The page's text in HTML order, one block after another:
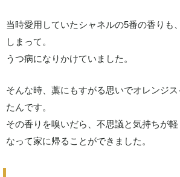
当時愛用していたシャネルの5番の香りも
しまって。
うつ病になりかけていました。
そんな時、藁にもすがる思いでオレンジ
たんです。
その香りを嗅いだら、不思議と気持ちが
なって家に帰ることができました。